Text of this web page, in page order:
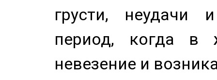
грусти, неудачи
период, когда в
невезение и